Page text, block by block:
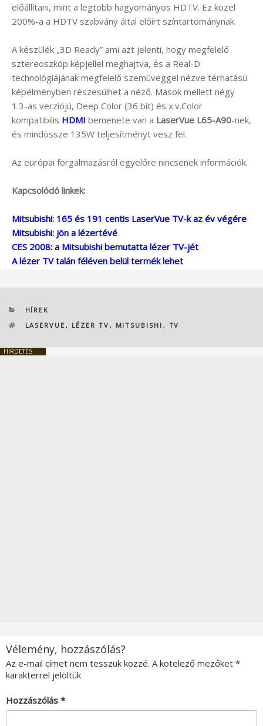
előállítani, mint a legtöbb hagyományos HDTV. Ez közel
200%-a a HDTV szabvány által előírt színtartománynak.
A készülék „3D Ready” ami azt jelenti, hogy megfelelő
sztereoszkóp képjellel meghajtva, és a Real-D
technológiájának megfelelő szemüveggel nézve térhatású
képélményben részesülhet a néző. Mások mellett négy
1.3-as verziójú, Deep Color (36 bit) és x.v.Color
kompatibilis HDMI bemenete van a LaserVue L65-A90-nek,
és mindössze 135W teljesítményt vesz fel.
Az európai forgalmazásról egyelőre nincsenek információk.
Kapcsolódó linkek:
Mitsubishi: 165 és 191 centis LaserVue TV-k az év végére
Mitsubishi: jön a lézertévé
CES 2008: a Mitsubishi bemutatta lézer TV-jét
A lézer TV talán féléven belül termék lehet
KATEGÓRIÁK
HÍREK
CÍMKÉK
LASERVUE , LÉZER TV , MITSUBISHI , TV
HIRDETÉS
Vélemény, hozzászólás?
Az e-mail címet nem tesszük közzé. A kötelező mezőket *
karakterrel jelöltük
Hozzászólás *